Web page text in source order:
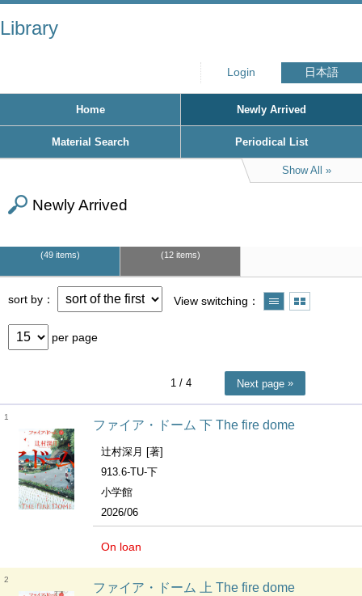
Library
Login 日本語
Home Newly Arrived
Material Search Periodical List
Show All
Newly Arrived
49 items 12 items
sort by View switching
per page
1 / 4 Next page
1
ファイア・ドーム 下 The fire dome
辻村深月 [著]
913.6-TU-下
小学館
2026/06
On loan
2
ファイア・ドーム 上 The fire dome